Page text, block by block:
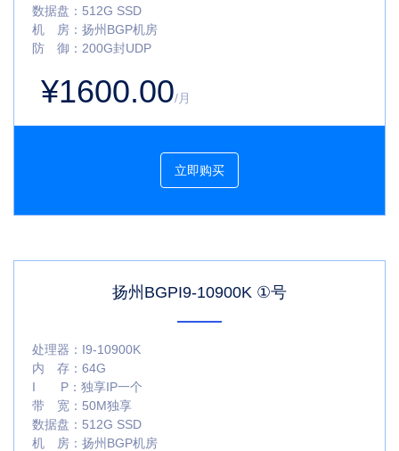
数据盘： 512G SSD
机 房： 扬州BGP机房
防 御： 200G封UDP
¥1600.00/月
立即购买
扬州BGPI9-10900K ①号
处理器： I9-10900K
内 存： 64G
I P： 独享IP一个
带 宽： 50M独享
数据盘： 512G SSD
机 房： 扬州BGP机房